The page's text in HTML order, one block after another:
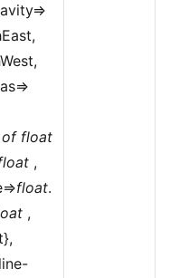
float
,
float.
,